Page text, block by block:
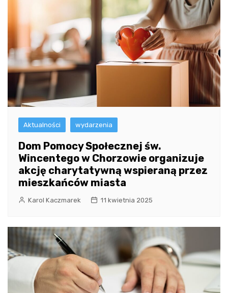
Aktualności wydarzenia
Dom Pomocy Społecznej św.
Wincentego w Chorzowie organizuje
akcję charytatywną wspieraną przez
mieszkańców miasta
Karol Kaczmarek 11 kwietnia 2025